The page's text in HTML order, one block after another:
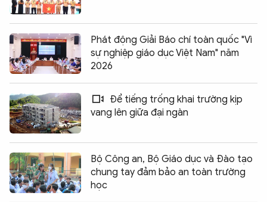
Phát động Giải Báo chí toàn quốc "Vì
sự nghiệp giáo dục Việt Nam" năm
2026
Để tiếng trống khai trường kịp
vang lên giữa đại ngàn
Bộ Công an, Bộ Giáo dục và Đào tạo
chung tay đảm bảo an toàn trường
học